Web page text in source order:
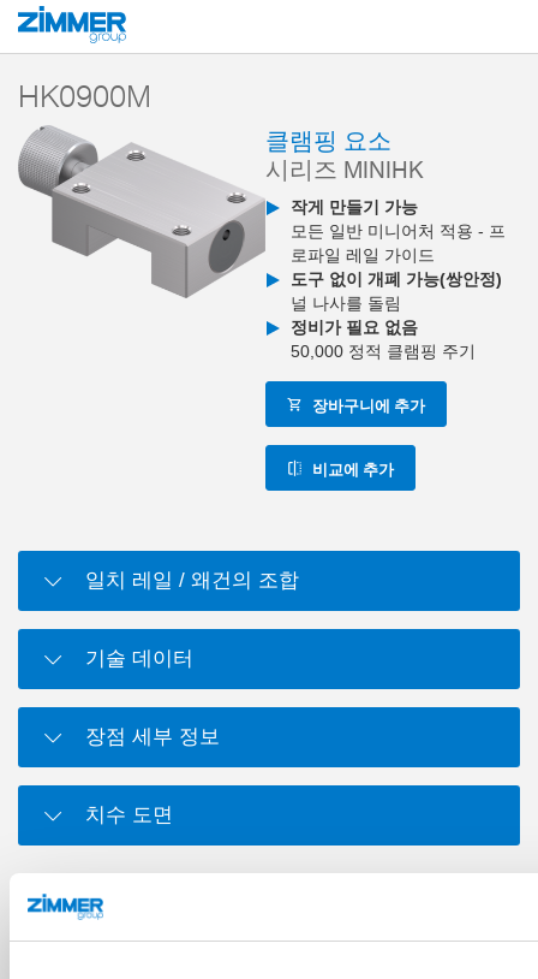
시작 제품
HK0900M
클램핑 요소
시리즈 MINIHK
작게 만들기 가능
모든 일반 미니어처 적용 - 프
로파일 레일 가이드
도구 없이 개폐 가능(쌍안정)
널 나사를 돌림
정비가 필요 없음
50,000 정적 클램핑 주기
장바구니에 추가
비교에 추가
일치 레일 / 왜건의 조합
기술 데이터
장점 세부 정보
치수 도면
다운로드